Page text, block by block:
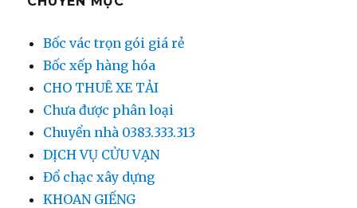
Bốc vác trọn gói giá rẻ
Bốc xếp hàng hóa
CHO THUÊ XE TẢI
Chưa được phân loại
Chuyển nhà 0383.333.313
DỊCH VỤ CỬU VẠN
Đổ chạc xây dựng
KHOAN GIẾNG